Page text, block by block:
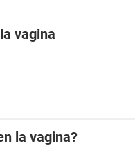
vagina
la vagina?